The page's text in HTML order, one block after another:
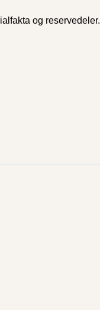
og reservedeler.